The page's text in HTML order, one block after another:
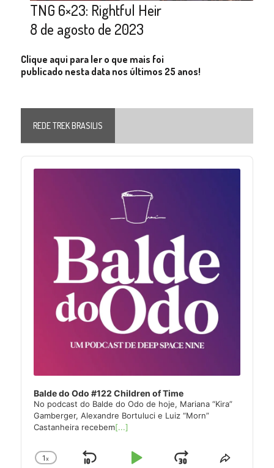
TNG 6×23: Rightful Heir
8 de agosto de 2023
Clique aqui para ler o que mais foi
publicado nesta data nos últimos 25 anos!
REDE TREK BRASILIS
Audio
Player
Balde do Odo #122 Children of Time
No podcast do Balde do Odo de hoje, Mariana “Kira”
Gamberger, Alexandre Bortuluci e Luiz “Morn”
Castanheira recebem[...]
Change
1x
Share